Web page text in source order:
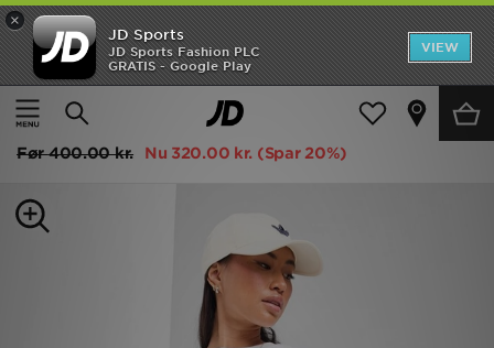
×
JD Sports
JD Sports Fashion PLC
GRATIS - Google Play
VIEW
Hjem
Damer Dametøj Shorts
adidas Originals Denim Firebird Shorts
Før400.00 kr. Nu 320.00 kr. (Spar 20%)
Hjem
Udsalg
Damer